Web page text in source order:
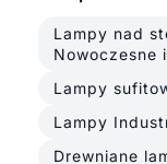
Lampy nad
Nowoczesne
Lampy
Lampy
Drewniane